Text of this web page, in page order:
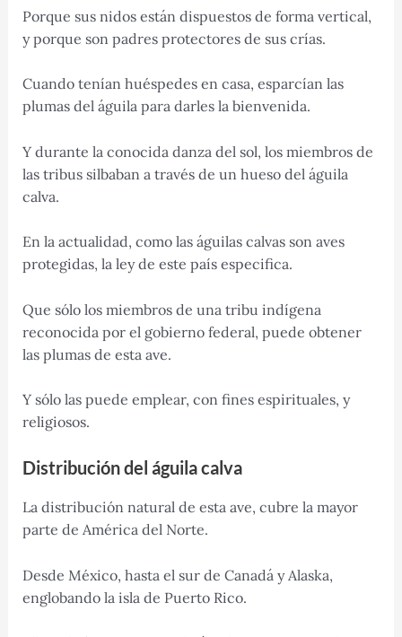
Porque sus nidos están dispuestos de forma vertical,
y porque son padres protectores de sus crías.
Cuando tenían huéspedes en casa, esparcían las
plumas del águila para darles la bienvenida.
Y durante la conocida danza del sol, los miembros de
las tribus silbaban a través de un hueso del águila
calva.
En la actualidad, como las águilas calvas son aves
protegidas, la ley de este país especifica.
Que sólo los miembros de una tribu indígena
reconocida por el gobierno federal, puede obtener
las plumas de esta ave.
Y sólo las puede emplear, con fines espirituales, y
religiosos.
Distribución del águila calva
La distribución natural de esta ave, cubre la mayor
parte de América del Norte.
Desde México, hasta el sur de Canadá y Alaska,
englobando la isla de Puerto Rico.